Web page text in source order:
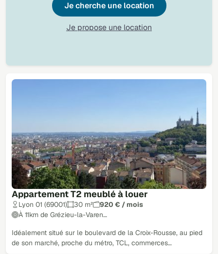
Appartement T2 meublé à louer
Lyon 01 (69001) 30 m²
920 € / mois
À 11km de Grézieu-la-Varen…
Idéalement situé sur le boulevard de la Croix-Rousse, au pied
de son marché, proche du métro, TCL, commerces…
Je cherche une location
Je propose une location